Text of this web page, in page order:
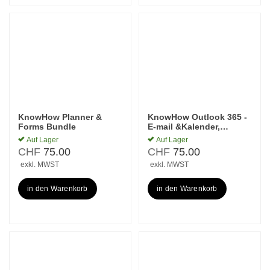
KnowHow Planner &
Forms Bundle
Auf Lager
CHF 75.00
exkl. MWST
in den Warenkorb
KnowHow Outlook 365 -
E-mail &Kalender,
Aufgaben, Personen und
Auf Lager
CHF 75.00
exkl. MWST
in den Warenkorb